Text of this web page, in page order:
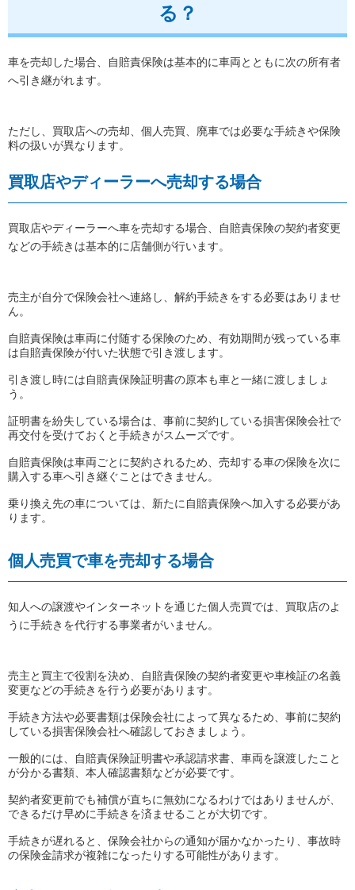
る？
車を売却した場合、自賠責保険は基本的に車両とともに次の所有者
へ引き継がれます。
ただし、買取店への売却、個人売買、廃車では必要な手続きや保険
料の扱いが異なります。
買取店やディーラーへ売却する場合
買取店やディーラーへ車を売却する場合、自賠責保険の契約者変更
などの手続きは基本的に店舗側が行います。
売主が自分で保険会社へ連絡し、解約手続きをする必要はありませ
ん。
自賠責保険は車両に付随する保険のため、有効期間が残っている車
は自賠責保険が付いた状態で引き渡します。
引き渡し時には自賠責保険証明書の原本も車と一緒に渡しましょ
う。
証明書を紛失している場合は、事前に契約している損害保険会社で
再交付を受けておくと手続きがスムーズです。
自賠責保険は車両ごとに契約されるため、売却する車の保険を次に
購入する車へ引き継ぐことはできません。
乗り換え先の車については、新たに自賠責保険へ加入する必要があ
ります。
個人売買で車を売却する場合
知人への譲渡やインターネットを通じた個人売買では、買取店のよ
うに手続きを代行する事業者がいません。
売主と買主で役割を決め、自賠責保険の契約者変更や車検証の名義
変更などの手続きを行う必要があります。
手続き方法や必要書類は保険会社によって異なるため、事前に契約
している損害保険会社へ確認しておきましょう。
一般的には、自賠責保険証明書や承認請求書、車両を譲渡したこと
が分かる書類、本人確認書類などが必要です。
契約者変更前でも補償が直ちに無効になるわけではありませんが、
できるだけ早めに手続きを済ませることが大切です。
手続きが遅れると、保険会社からの通知が届かなかったり、事故時
の保険金請求が複雑になったりする可能性があります。